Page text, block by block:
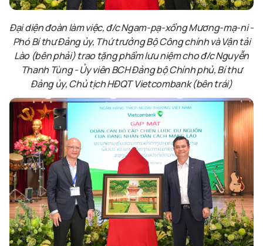
Đại diện đoàn làm việc, đ/c Ngam-pạ-xổng Mương-mạ-ni -
Phó Bí thư Đảng ủy, Thứ trưởng Bộ Công chính và Vận tải
Lào (bên phải) trao tặng phẩm lưu niệm cho đ/c Nguyễn
Thanh Tùng - Ủy viên BCH Đảng bộ Chính phủ, Bí thư
Đảng ủy, Chủ tịch HĐQT Vietcombank (bên trái)